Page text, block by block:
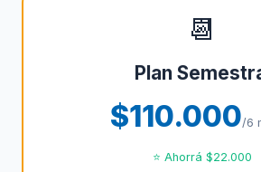
📆
Plan
$110.000/6
⭐ Ahorrá $22.000